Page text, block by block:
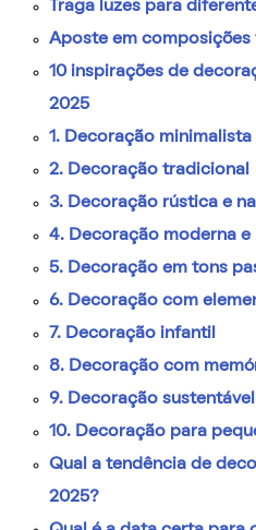
Traga luzes para
Aposte em composições
10 inspirações de
2025
1. Decoração minimalista
2. Decoração tradicional
3. Decoração rústica e
4. Decoração moderna e
5. Decoração em tons
6. Decoração com
7. Decoração infantil
8. Decoração com
9. Decoração sustentável
10. Decoração para
Qual a tendência de
2025?